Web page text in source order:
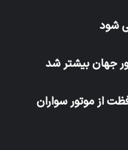
شود
از موتور سواران